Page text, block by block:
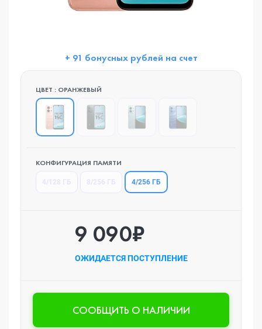
+ 91 бонусных рублей на счет
ЦВЕТ : ОРАНЖЕВЫЙ
КОНФИГУРАЦИЯ ПАМЯТИ
4/256 ГБ
9 090₽
ОЖИДАЕТСЯ ПОСТУПЛЕНИЕ
CООБЩИТЬ О НАЛИЧИИ